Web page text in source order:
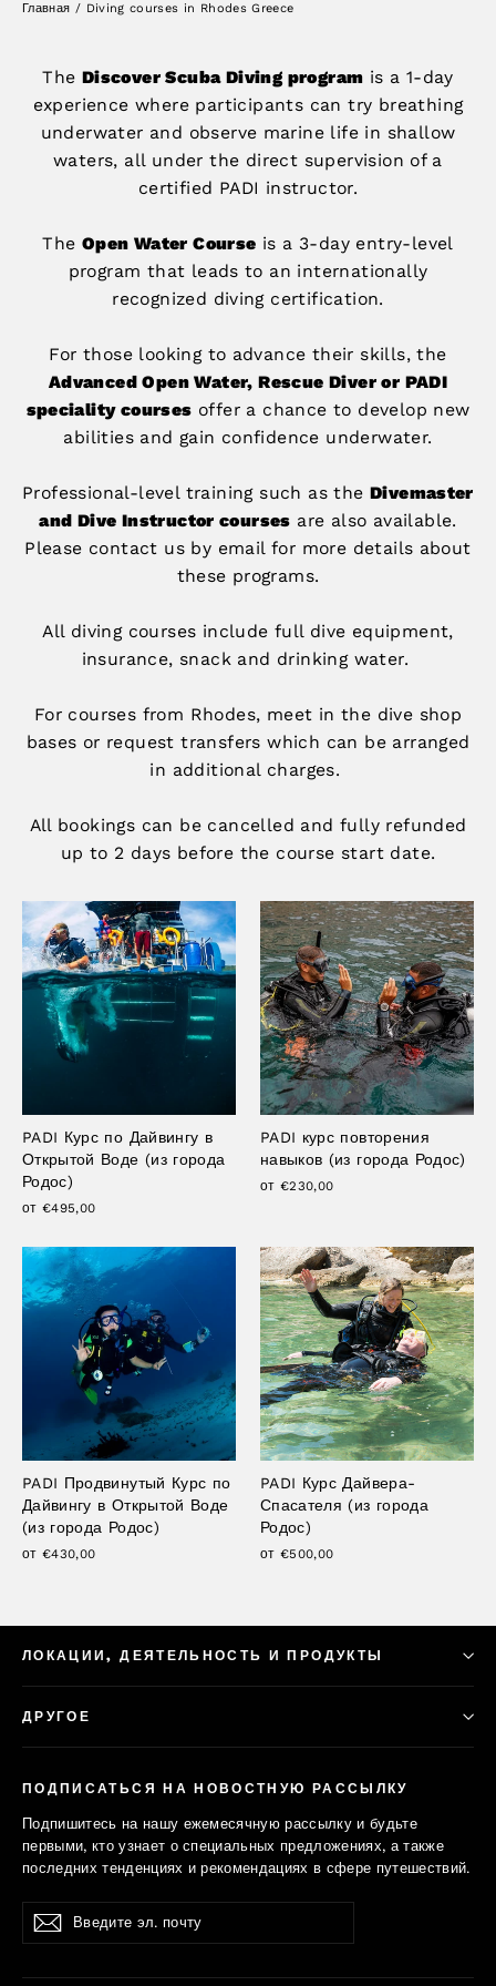
Главная / Diving courses in Rhodes Greece
The Discover Scuba Diving program is a 1-day
experience where participants can try breathing
underwater and observe marine life in shallow
waters, all under the direct supervision of a
certified PADI instructor.
The Open Water Course is a 3-day entry-level
program that leads to an internationally
recognized diving certification.
For those looking to advance their skills, the
Advanced Open Water, Rescue Diver or PADI
speciality courses offer a chance to develop new
abilities and gain confidence underwater.
Professional-level training such as the Divemaster
and Dive Instructor courses are also available.
Please contact us by email for more details about
these programs.
All diving courses include full dive equipment,
insurance, snack and drinking water.
For courses from Rhodes, meet in the dive shop
bases or request transfers which can be arranged
in additional charges.
All bookings can be cancelled and fully refunded
up to 2 days before the course start date.
PADI Курс по Дайвингу в
Открытой Воде (из города
Родос)
от €495,00
PADI курс повторения
навыков (из города Родос)
от €230,00
PADI Продвинутый Курс по
Дайвингу в Открытой Воде
(из города Родос)
от €430,00
PADI Курс Дайвера-
Спасателя (из города
Родос)
от €500,00
ЛОКАЦИИ, ДЕЯТЕЛЬНОСТЬ И ПРОДУКТЫ
ДРУГОЕ
ПОДПИСАТЬСЯ НА НОВОСТНУЮ РАССЫЛКУ
Подпишитесь на нашу ежемесячную рассылку и будьте
первыми, кто узнает о специальных предложениях, а также
последних тенденциях и рекомендациях в сфере путешествий.
эл.
почту
Подписаться